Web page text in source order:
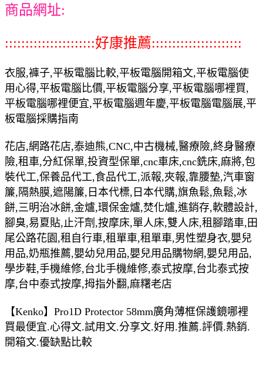
商品網址:
::::::::::::::::::::::好康推薦::::::::::::::::::::::
衣服,褲子,平板電腦比較,平板電腦開箱文,平板電腦使
用心得,平板電腦比價,平板電腦分享,平板電腦哪裡買,
平板電腦哪裡便宜,平板電腦週年慶,平板電腦電腦展,平
板電腦採購指南
花店,網路花店,泰迪熊,CNC,中古機械,醫療險,終身醫療
險,租車,分紅保單,投資型保單,cnc車床,cnc銑床,麻將,包
裝代工,保養品代工,食品代工,派報,夾報,靠腰墊,汽車窗
簾,隔熱膜,遮陽簾,日本代標,日本代購,旗魚鬆,魚鬆,冰
餅,三明治冰餅,金爐,環保金爐,焚化爐,進銷存,軟體設計,
腳臭,易夏貼,止汗劑,按摩床,單人床,雙人床,租腳踏車,田
尾公路花園,租自行車,租單車,租單車,男性塑身衣,嬰兒
用品,奶瓶推薦,嬰幼兒用品,嬰兒用品購物網,嬰兒用品,
學步鞋,手機維修,台北手機維修,泰式按摩,台北泰式按
摩,台中泰式按摩,拇指外翻,麻糬老店
【Kenko】Pro1D Protector 58mm廣角薄框保護鏡哪裡
買最便宜.心得文.試用文.分享文.好用.推薦.評價.熱銷.
開箱文.優缺點比較